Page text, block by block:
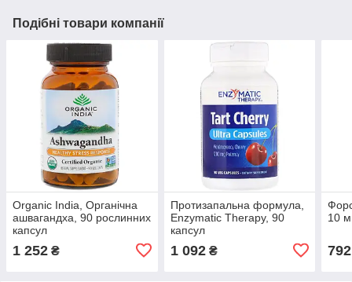
Подібні товари компанії
Organic India, Органічна
ашвагандха, 90 рослинних
капсул
1 252 ₴
Протизапальна формула,
Enzymatic Therapy, 90
капсул
1 092₴
10
792